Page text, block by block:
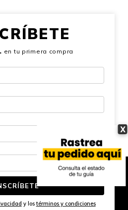
X
en tu primera compra
y lostérminos y condiciones